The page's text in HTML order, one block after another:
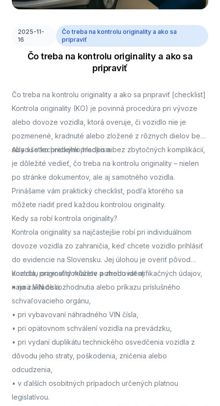
2025-11-
16
Čo treba na kontrolu originality a ako sa
pripraviť
Čo treba na kontrolu originality a ako sa
pripraviť
Čo treba na kontrolu originality a ako sa pripraviť [checklist]
Kontrola originality (KO) je povinná procedúra pri vývoze
alebo dovoze vozidla, ktorá overuje, či vozidlo nie je
pozmenené, kradnuté alebo zložené z rôznych dielov bez
súladu s technickými predpismi.
Aby všetko prebehlo hladko a bez zbytočných komplikácií,
je dôležité vedieť, čo treba na kontrolu originality – nielen
po stránke dokumentov, ale aj samotného vozidla.
Prinášame vám praktický checklist, podľa ktorého sa
môžete riadiť pred každou kontrolou originality.
Kedy sa robí kontrola originality?
Kontrola originality sa najčastejšie robí pri individuálnom
dovoze vozidla zo zahraničia, keď chcete vozidlo prihlásiť
do evidencie na Slovensku. Jej úlohou je overiť pôvod
vozidla, pravosť dokladov a zhodu identifikačných údajov,
najmä VIN čísla.
Kontrolu originality môžete potrebovať aj:
• na základe rozhodnutia alebo príkazu príslušného
schvaľovacieho orgánu,
• pri vybavovaní náhradného VIN čísla,
• pri opätovnom schválení vozidla na prevádzku,
• pri vydaní duplikátu technického osvedčenia vozidla z
dôvodu jeho straty, poškodenia, zničenia alebo
odcudzenia,
• v ďalších osobitných prípadoch určených platnou
legislatívou.